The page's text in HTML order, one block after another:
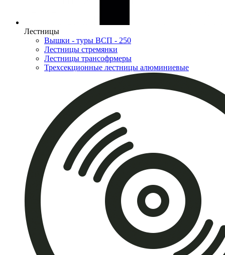
Лестницы
Вышки - туры ВСП - 250
Лестницы стремянки
Лестницы трансофрмеры
Трехсекционные лестницы алюминиевые